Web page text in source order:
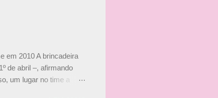
em 2010 A brincadeira
de abril –, afirmando
um lugar no time a